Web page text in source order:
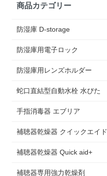
商品カテゴリー
防湿庫 D-storage
防湿庫用電子ロック
防湿庫用レンズホルダー
蛇口直結型自動水栓 水ぴた
手指消毒器 エブリア
補聴器乾燥器 クイックエイド
補聴器乾燥器 Quick aid+
補聴器専用強力乾燥剤